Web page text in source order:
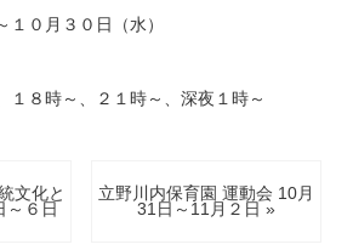
１０月３０日（水）
１８時～、２１時～、深夜１時～
文化と
６日
立野川内保育園 運動会 10月
31日～11月２日 »